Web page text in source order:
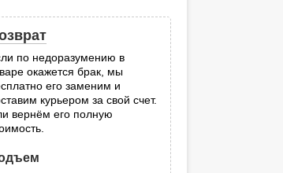
по недоразумению в
окажется брак, мы
его заменим и
курьером за свой счет.
вернём его полную